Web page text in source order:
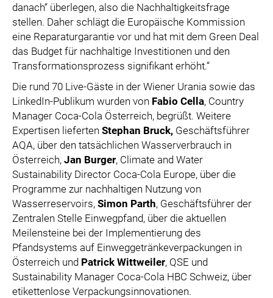
danach“ überlegen, also die Nachhaltigkeitsfrage
stellen. Daher schlägt die Europäische Kommission
eine Reparaturgarantie vor und hat mit dem Green Deal
das Budget für nachhaltige Investitionen und den
Transformationsprozess signifikant erhöht.“
Die rund 70 Live-Gäste in der Wiener Urania sowie das
LinkedIn-Publikum wurden von Fabio Cella, Country
Manager Coca-Cola Österreich, begrüßt. Weitere
Expertisen lieferten Stephan Bruck, Geschäftsführer
AQA, über den tatsächlichen Wasserverbrauch in
Österreich, Jan Burger, Climate and Water
Sustainability Director Coca-Cola Europe, über die
Programme zur nachhaltigen Nutzung von
Wasserreservoirs, Simon Parth, Geschäftsführer der
Zentralen Stelle Einwegpfand, über die aktuellen
Meilensteine bei der Implementierung des
Pfandsystems auf Einweggetränkeverpackungen in
Österreich und Patrick Wittweiler, QSE und
Sustainability Manager Coca-Cola HBC Schweiz, über
etikettenlose Verpackungsinnovationen.